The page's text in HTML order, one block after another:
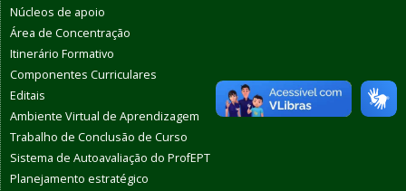
Núcleos de apoio
Área de Concentração
Itinerário Formativo
Componentes Curriculares
Editais
Ambiente Virtual de Aprendizagem
Trabalho de Conclusão de Curso
Sistema de Autoavaliação do ProfEPT
Planejamento estratégico